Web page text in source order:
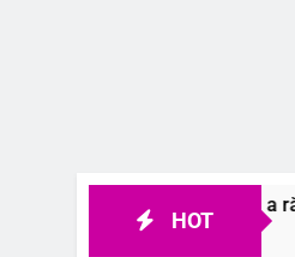
HOT
rapidă a rănilor?